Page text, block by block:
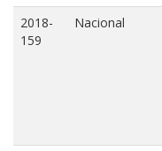
2018-
159
Nacional